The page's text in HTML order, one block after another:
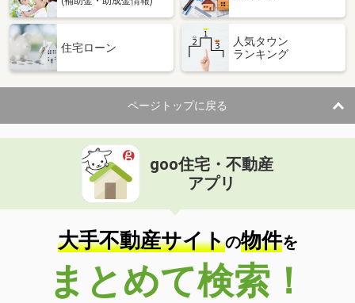
住宅ローン
人気タウン
ランキング
ページトップに戻る
goo住宅・不動産
アプリ
大手不動産サイトの物件を
まとめて検索！